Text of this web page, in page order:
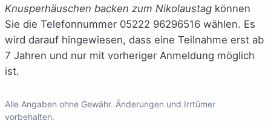
Knusperhäuschen backen zum Nikolaustag können
Sie die Telefonnummer 05222 96296516 wählen. Es
wird darauf hingewiesen, dass eine Teilnahme erst ab
7 Jahren und nur mit vorheriger Anmeldung möglich
ist.
Alle Angaben ohne Gewähr. Änderungen und Irrtümer
vorbehalten.